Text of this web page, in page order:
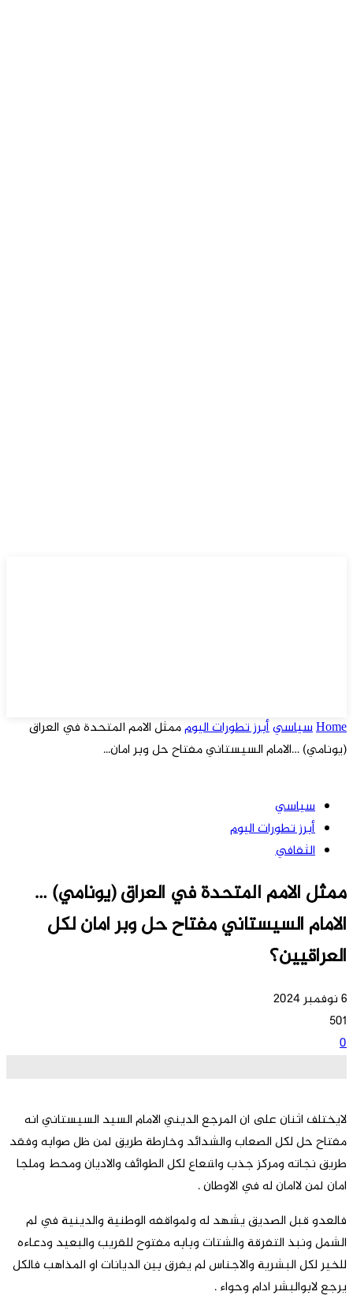
Homeسياسيأبرز تطورات اليومممثل الامم المتحدة في العراق
(يونامي) …الامام السيستاني مفتاح حل وبر امان...
سياسي
أبرز تطورات اليوم
الثقافي
ممثل الامم المتحدة في العراق (يونامي) …
الامام السيستاني مفتاح حل وبر امان لكل
العراقيين؟
6 نوفمبر 2024
501
0
لايختلف اثنان على ان المرجع الديني الامام السيد السيستاني انه
مفتاح حل لكل الصعاب والشدائد وخارطة طريق لمن ظل صوابه وفقد
طريق نجاته ومركز جذب واشعاع لكل الطوائف والاديان ومحط وملجا
امان لمن لاامان له في الاوطان .
فالعدو قبل الصديق يشهد له ولمواقفه الوطنية والدينية في لم
الشمل ونبذ التفرقة والشتات وبابه مفتوح للقريب والبعيد ودعاءه
للخير لكل البشرية والاجناس لم يفرق بين الديانات او المذاهب فالكل
يرجع لابوالبشر ادام وحواء .